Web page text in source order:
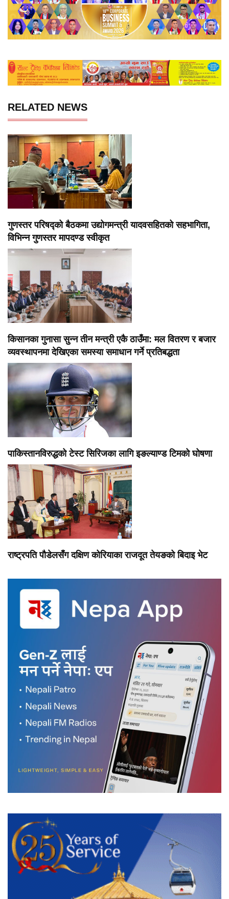
RELATED NEWS
गुणस्तर परिषद्को बैठकमा उद्योगमन्त्री यादवसहितको सहभागिता,
विभिन्न गुणस्तर मापदण्ड स्वीकृत
किसानका गुनासा सुन्न तीन मन्त्री एकै ठाउँमा: मल वितरण र बजार
व्यवस्थापनमा देखिएका समस्या समाधान गर्ने प्रतिबद्धता
पाकिस्तानविरुद्धको टेस्ट सिरिजका लागि इङल्याण्ड टिमको घोषणा
राष्ट्रपति पौडेलसँग दक्षिण कोरियाका राजदूत तेयङको बिदाइ भेट